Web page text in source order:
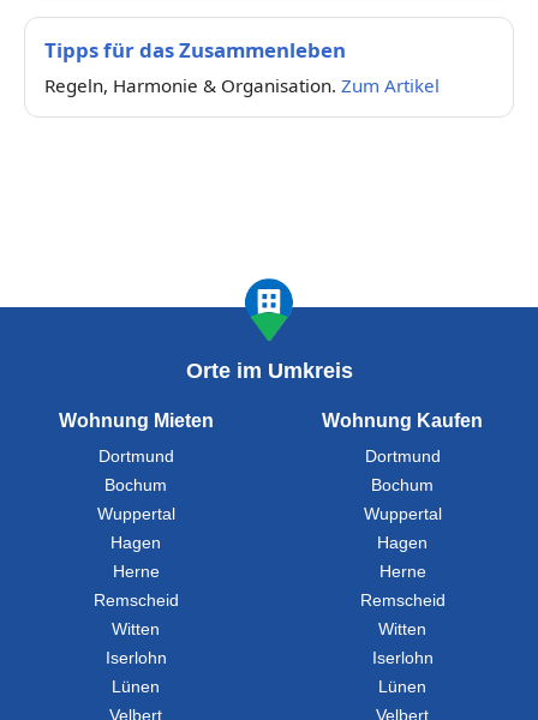
Tipps für das Zusammenleben
Regeln, Harmonie & Organisation. Zum Artikel
Orte im Umkreis
Wohnung Mieten
Dortmund
Bochum
Wuppertal
Hagen
Herne
Remscheid
Witten
Iserlohn
Lünen
Velbert
Wohnung Kaufen
Dortmund
Bochum
Wuppertal
Hagen
Herne
Remscheid
Witten
Iserlohn
Lünen
Velbert